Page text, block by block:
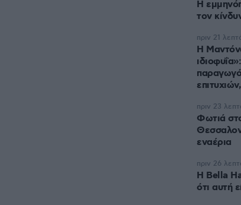
Η
τον
Η
πριν 21
Φωτιά
εναέρια
πριν 23
Η Bella
ότι αυτή
πριν 26